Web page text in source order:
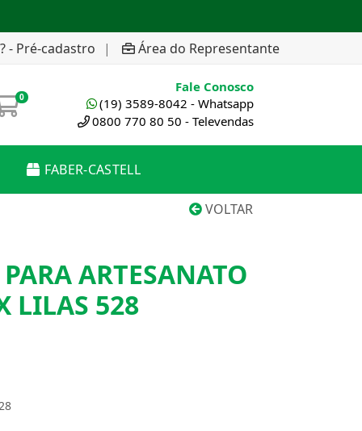
- Pré-cadastro | Área do Representante
0
Fale Conosco
(19) 3589-8042 - Whatsapp
0800 770 80 50 - Televendas
FABER-CASTELL
VOLTAR
ARTESANATO
LILAS 528